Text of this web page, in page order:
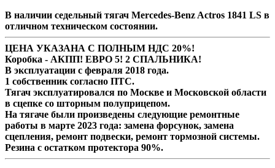
В наличии седельный тягач Mercedes-Benz Actros 1841 LS в
отличном техническом состоянии.
ЦЕНА УКАЗАНА С ПОЛНЫМ НДС 20%!
Коробка - АКПП! ЕВРО 5! 2 СПАЛЬНИКА!
В эксплуатации с февраля 2018 года.
1 собственник согласно ПТС.
Тягач эксплуатировался по Москве и Московской области
в сцепке со шторным полуприцепом.
На тягаче были произведены следующие ремонтные
работы в марте 2023 года: замена форсунок, замена
сцепления, ремонт подвески, ремонт тормозной системы.
Резина с остатком протектора 90%.